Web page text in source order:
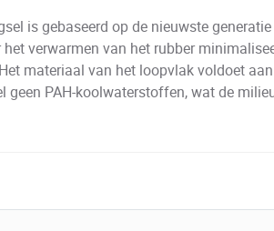
is gebaseerd op de nieuwste
verwarmen van het rubber
materiaal van het loopvlak voldoet
PAH-koolwaterstoffen, wat de